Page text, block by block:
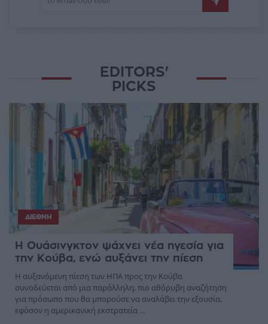
EDITORS'
PICKS
ΔΙΕΘΝΉ
Η Ουάσινγκτον ψάχνει νέα ηγεσία για
την Κούβα, ενώ αυξάνει την πίεση
Η αυξανόμενη πίεση των ΗΠΑ προς την Κούβα
συνοδεύεται από μια παράλληλη, πιο αθόρυβη αναζήτηση
για πρόσωπο που θα μπορούσε να αναλάβει την εξουσία,
εφόσον η αμερικανική εκστρατεία ...